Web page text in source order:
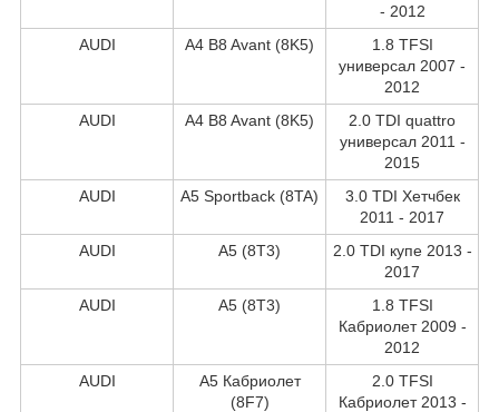
- 2012
AUDI
A4 B8 Avant (8K5)
1.8 TFSI
универсал 2007 -
2012
AUDI
A4 B8 Avant (8K5)
2.0 TDI quattro
универсал 2011 -
2015
AUDI
A5 Sportback (8TA)
3.0 TDI Хетчбек
2011 - 2017
AUDI
A5 (8T3)
2.0 TDI купе 2013 -
2017
AUDI
A5 (8T3)
1.8 TFSI
Кабриолет 2009 -
2012
AUDI
A5 Кабриолет
(8F7)
2.0 TFSI
Кабриолет 2013 -